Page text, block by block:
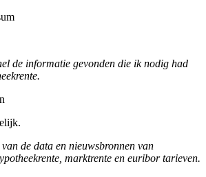
de informatie gevonden die ik nodig had
de data en nieuwsbronnen van
marktrente en euribor tarieven.